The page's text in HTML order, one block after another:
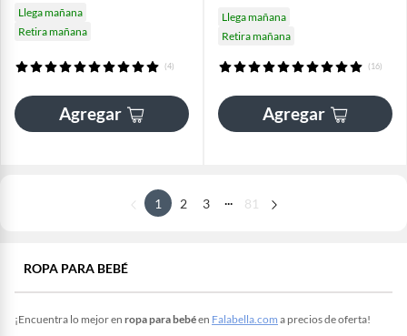
Llega mañana
Retira mañana
(4)
Agregar
Llega mañana
Retira mañana
(16)
Agregar
1 2 3 81
ROPA PARA BEBÉ
¡Encuentra lo mejor en ropa para bebéen Falabella.com a precios de oferta!